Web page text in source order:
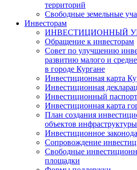
территорий
Свободные земельные
Инвесторам
ИНВЕСТИЦИОННЫЙ
Обращение к инвесторам
Совет по улучшению
развитию малого и
в городе Кургане
Инвестиционная карта
Инвестиционная
Инвестиционный паспорт
Инвестиционная карта
План создания
объектов инфраструктуры
Инвестиционное
Сопровождение
Свободные
площадки